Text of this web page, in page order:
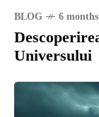
BLOG 6
Universului